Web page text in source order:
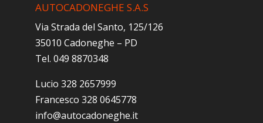
AUTOCADONEGHE S.A.S
Via Strada del Santo, 125/126
35010 Cadoneghe – PD
Tel. 049 8870348
Lucio 328 2657999
Francesco 328 0645778
info@autocadoneghe.it